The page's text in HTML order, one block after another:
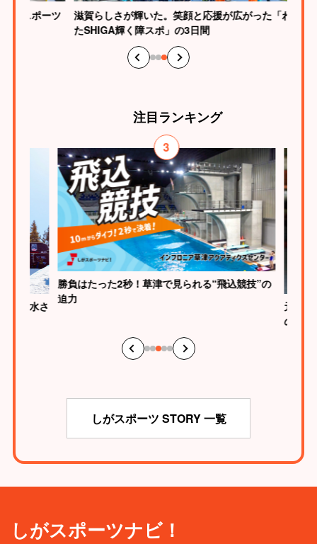
eスポーツ
滋賀らしさが輝いた。笑顔と応援が広がった「わ
たSHIGA輝く障スポ」の3日間
注目ランキング
清水さ
3
勝負はたった2秒！草津で見られる“飛込競技”の
迫力
元
の“神
しがスポーツ STORY 一覧
しがスポーツナビ！